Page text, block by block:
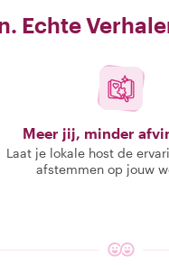
Echte
Meer jij, minder
Laat je lokale host de
afstemmen op jouw